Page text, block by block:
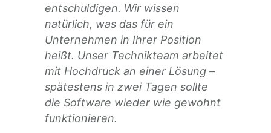
entschuldigen. Wir wissen
natürlich, was das für ein
Unternehmen in Ihrer Position
heißt. Unser Technikteam arbeitet
mit Hochdruck an einer Lösung –
spätestens in zwei Tagen sollte
die Software wieder wie gewohnt
funktionieren.